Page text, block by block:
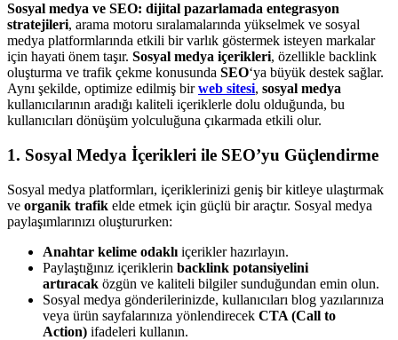
Sosyal medya ve SEO: dijital pazarlamada entegrasyon
stratejileri, arama motoru sıralamalarında yükselmek ve sosyal
medya platformlarında etkili bir varlık göstermek isteyen markalar
için hayati önem taşır. Sosyal medya içerikleri, özellikle backlink
oluşturma ve trafik çekme konusunda SEO‘ya büyük destek sağlar.
Aynı şekilde, optimize edilmiş birweb sitesi, sosyal medya
kullanıcılarının aradığı kaliteli içeriklerle dolu olduğunda, bu
kullanıcıları dönüşüm yolculuğuna çıkarmada etkili olur.
1. Sosyal Medya İçerikleri ile SEO’yu Güçlendirme
Sosyal medya platformları, içeriklerinizi geniş bir kitleye ulaştırmak
ve organik trafik elde etmek için güçlü bir araçtır. Sosyal medya
paylaşımlarınızı oluştururken:
Anahtar kelime odaklı içerikler hazırlayın.
Paylaştığınız içeriklerin backlink potansiyelini
artıracak özgün ve kaliteli bilgiler sunduğundan emin olun.
Sosyal medya gönderilerinizde, kullanıcıları blog yazılarınıza
veya ürün sayfalarınıza yönlendirecek CTA (Call to
Action) ifadeleri kullanın.